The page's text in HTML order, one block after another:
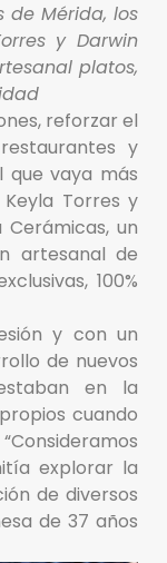
de Mérida, los
y Darwin
platos,
reforzar el
y
que vaya más
Torres y
Cerámicas, un
artesanal de
100%
y con un
de nuevos
en la
cuando
explorar la
de diversos
de 37 años